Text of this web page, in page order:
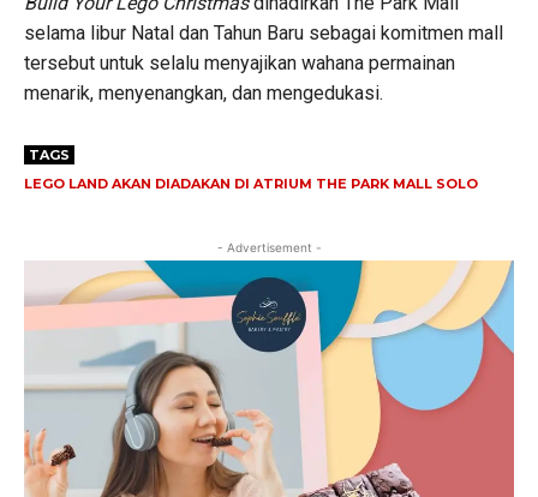
selama libur Natal dan Tahun Baru sebagai komitmen mall
tersebut untuk selalu menyajikan wahana permainan
menarik, menyenangkan, dan mengedukasi.
TAGS
LEGO LAND AKAN DIADAKAN DI ATRIUM THE PARK MALL SOLO
- Advertisement -